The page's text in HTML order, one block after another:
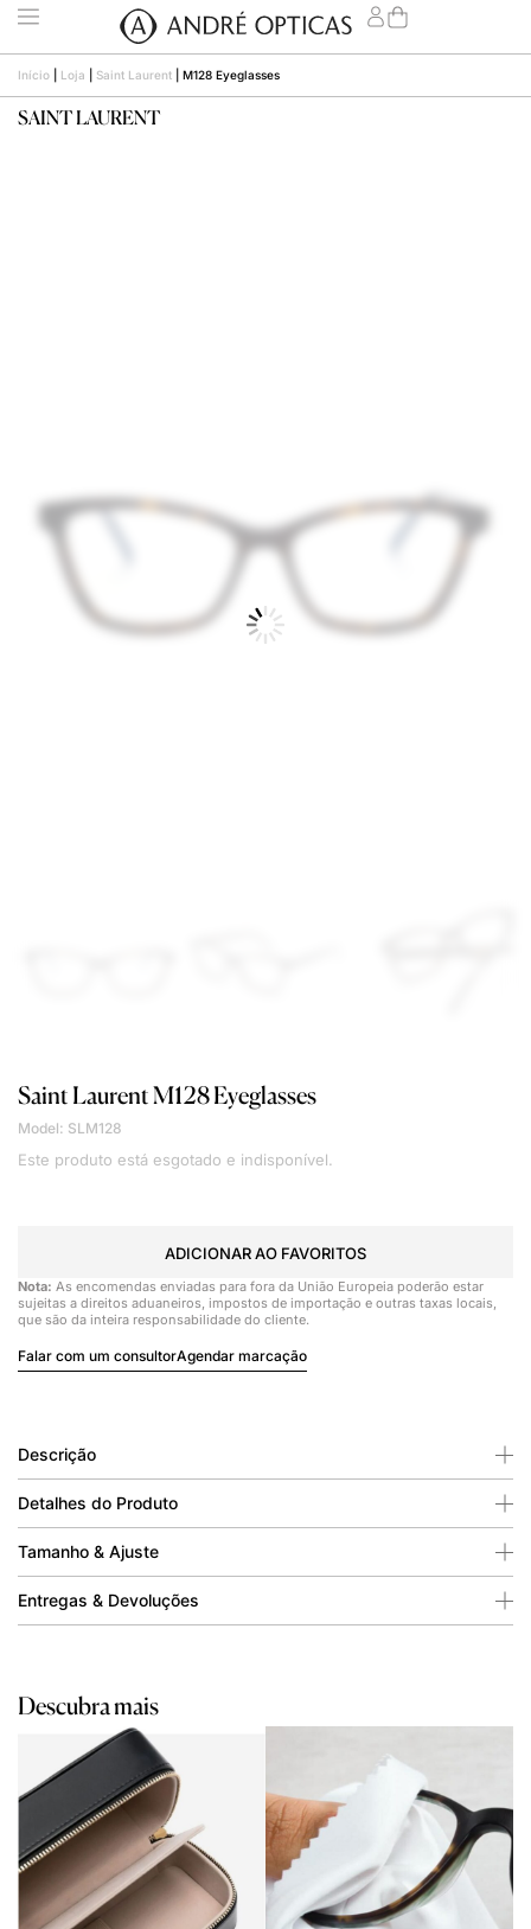
Início Loja Saint Laurent M128 Eyeglasses
SAINT LAURENT
Saint LaurentM128 Eyeglasses
Model: SLM128
Este produto está esgotado e indisponível.
ADICIONAR AO FAVORITOS
Nota: As encomendas enviadas para fora da União Europeia poderão estar
sujeitas a direitos aduaneiros, impostos de importação e outras taxas locais,
que são da inteira responsabilidade do cliente.
Falar com um consultorAgendar marcação
Descrição
Detalhes do Produto
Tamanho & Ajuste
Entregas & Devoluções
Descubra mais